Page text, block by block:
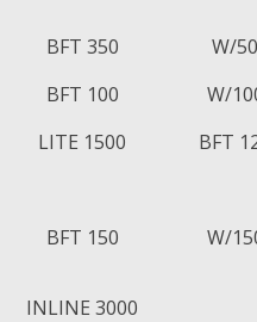
BFT 350
W/50
BFT 100
W/
LITE 1500
BFT
BFT 150 W/
INLINE 3000